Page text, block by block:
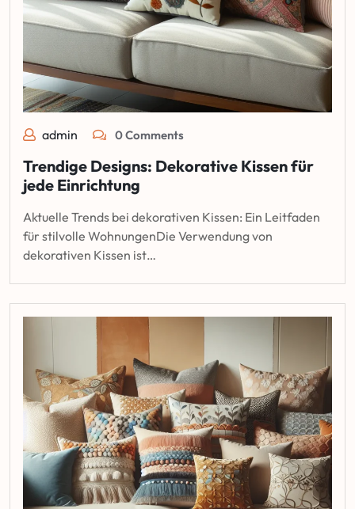
admin 0 Comments
Trendige Designs: Dekorative Kissen für
jede Einrichtung
Aktuelle Trends bei dekorativen Kissen: Ein Leitfaden
für stilvolle WohnungenDie Verwendung von
dekorativen Kissen ist…